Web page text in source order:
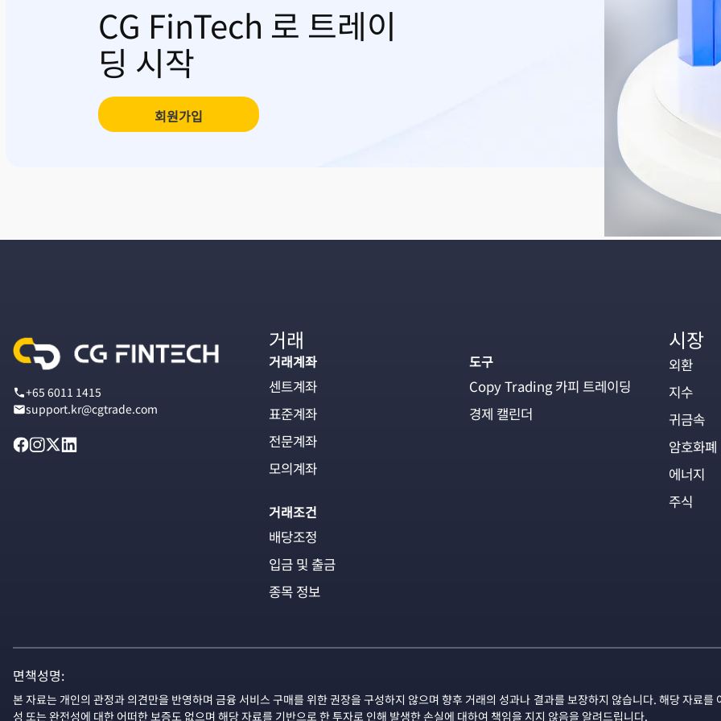
CG FinTech 로 트레이
딩 시작
회원가입
+65 6011 1415
support.kr@cgtrade.com
거래
거래계좌
센트계좌
표준계좌
전문계좌
모의계좌
거래조건
배당조정
입금 및 출금
종목 정보
도구
Copy Trading 카피 트레이딩
경제 캘린더
시장
외환
지수
귀금속
암호화폐
에너지
주식
면책성명:
본 자료는 개인의 관정과 의견만을 반영하며 금융 서비스 구매를 위한 권장을 구성하지 않으며 향후 거래의 성과나 결과를 보장하지 않습니다. 해당 자료
성 또는 완전성에 대한 어떠한 보증도 없으며 해당 자료를 기반으로 한 투자로 인해 발생한 손실에 대하여 책임을 지지 않음을 알려드립니다.